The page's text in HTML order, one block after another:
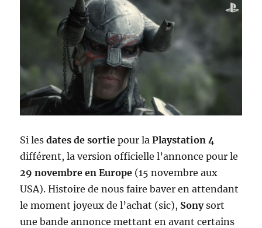
Si lesdates de sortie pour laPlaystation 4
différent, la version officielle l’annonce pour le
29 novembre en Europe (15 novembre aux
USA). Histoire de nous faire baver en attendant
le moment joyeux de l’achat (sic), Sonysort
une bande annonce mettant en avant certains